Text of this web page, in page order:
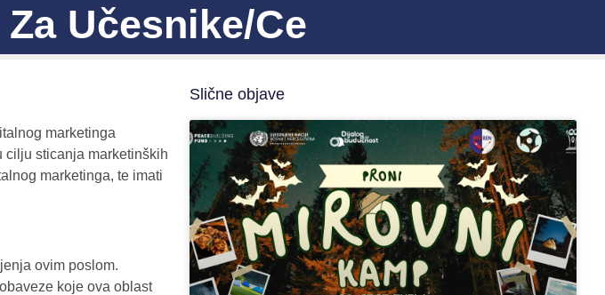
Učesnike/ce
marketinga
cilju sticanja marketinških
marketinga, te imati
ovim poslom.
koje ova oblast
Slične objave